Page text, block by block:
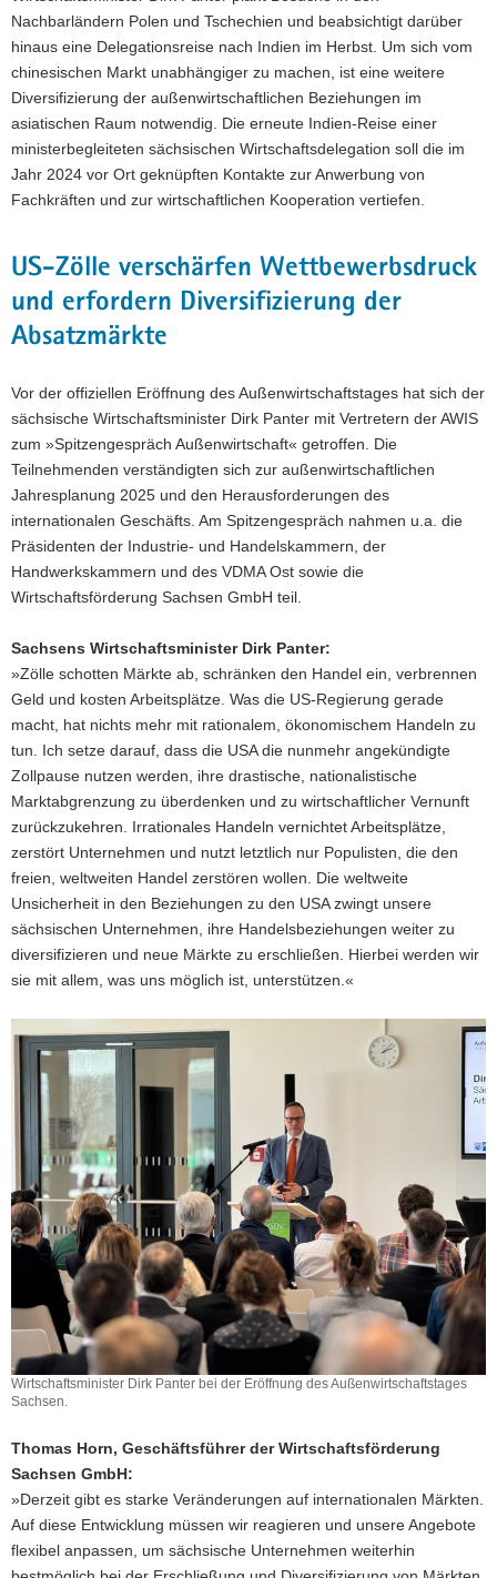
Nachbarländern Polen und Tschechien und beabsichtigt darüber
hinaus eine Delegationsreise nach Indien im Herbst. Um sich vom
chinesischen Markt unabhängiger zu machen, ist eine weitere
Diversifizierung der außenwirtschaftlichen Beziehungen im
asiatischen Raum notwendig. Die erneute Indien-Reise einer
ministerbegleiteten sächsischen Wirtschaftsdelegation soll die im
Jahr 2024 vor Ort geknüpften Kontakte zur Anwerbung von
Fachkräften und zur wirtschaftlichen Kooperation vertiefen.
US-Zölle verschärfen Wettbewerbsdruck
und erfordern Diversifizierung der
Absatzmärkte
Vor der offiziellen Eröffnung des Außenwirtschaftstages hat sich der
sächsische Wirtschaftsminister Dirk Panter mit Vertretern der AWIS
zum »Spitzengespräch Außenwirtschaft« getroffen. Die
Teilnehmenden verständigten sich zur außenwirtschaftlichen
Jahresplanung 2025 und den Herausforderungen des
internationalen Geschäfts. Am Spitzengespräch nahmen u.a. die
Präsidenten der Industrie- und Handelskammern, der
Handwerkskammern und des VDMA Ost sowie die
Wirtschaftsförderung Sachsen GmbH teil.
Sachsens Wirtschaftsminister Dirk Panter:
»Zölle schotten Märkte ab, schränken den Handel ein, verbrennen
Geld und kosten Arbeitsplätze. Was die US-Regierung gerade
macht, hat nichts mehr mit rationalem, ökonomischem Handeln zu
tun. Ich setze darauf, dass die USA die nunmehr angekündigte
Zollpause nutzen werden, ihre drastische, nationalistische
Marktabgrenzung zu überdenken und zu wirtschaftlicher Vernunft
zurückzukehren. Irrationales Handeln vernichtet Arbeitsplätze,
zerstört Unternehmen und nutzt letztlich nur Populisten, die den
freien, weltweiten Handel zerstören wollen. Die weltweite
Unsicherheit in den Beziehungen zu den USA zwingt unsere
sächsischen Unternehmen, ihre Handelsbeziehungen weiter zu
diversifizieren und neue Märkte zu erschließen. Hierbei werden wir
sie mit allem, was uns möglich ist, unterstützen.«
Wirtschaftsminister Dirk Panter bei der Eröffnung des Außenwirtschaftstages
Sachsen.
Thomas Horn, Geschäftsführer der Wirtschaftsförderung
Sachsen GmbH:
»Derzeit gibt es starke Veränderungen auf internationalen Märkten.
Auf diese Entwicklung müssen wir reagieren und unsere Angebote
flexibel anpassen, um sächsische Unternehmen weiterhin